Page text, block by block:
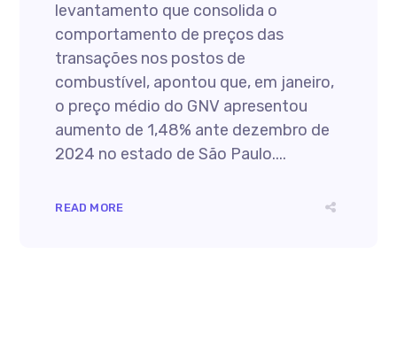
levantamento que consolida o
comportamento de preços das
transações nos postos de
combustível, apontou que, em janeiro,
o preço médio do GNV apresentou
aumento de 1,48% ante dezembro de
2024 no estado de São Paulo....
READ MORE